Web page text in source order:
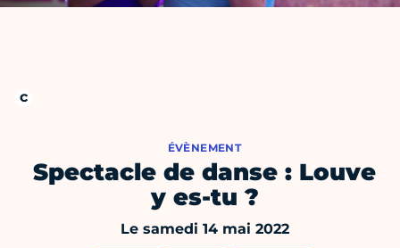
ÉVÈNEMENT
Spectacle de danse : Louve
y es-tu ?
Le samedi 14 mai 2022